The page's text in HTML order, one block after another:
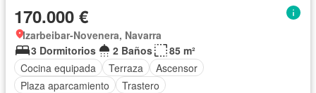
170.000 €
Izarbeibar-Novenera, Navarra
3 Dormitorios
2 Baños
85 m²
Cocina equipada
Terraza
Ascensor
Plaza aparcamiento
Trastero